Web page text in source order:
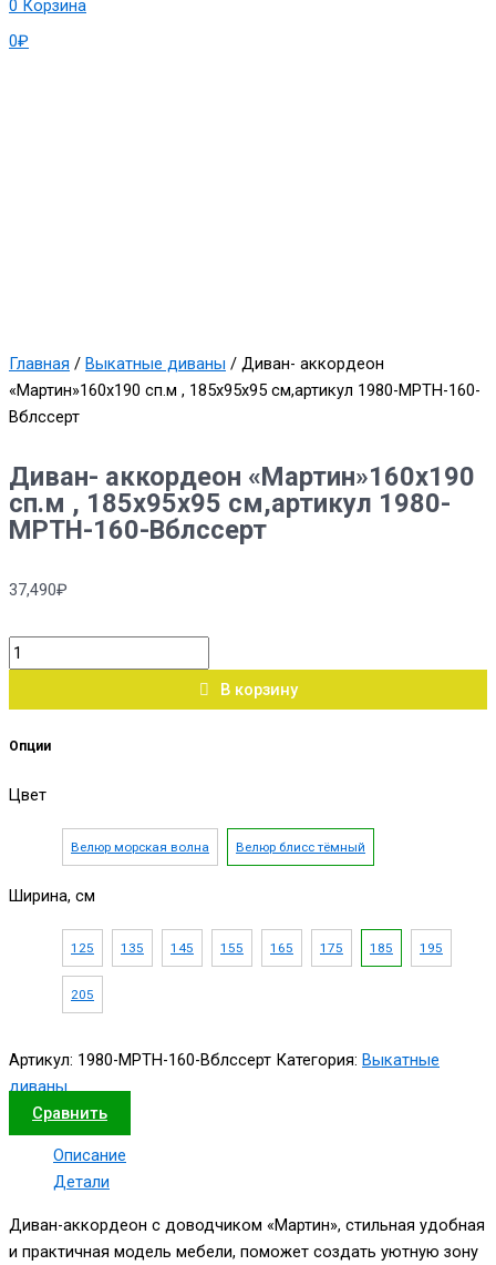
0₽
0 Корзина
Главная / Выкатные диваны / Диван- аккордеон
«Мартин»160х190 сп.м , 185х95х95 см,артикул 1980-МРТН-160-
Вблссерт
Диван- аккордеон «Мартин»160х190
сп.м , 185х95х95 см,артикул 1980-
МРТН-160-Вблссерт
37,490₽
В корзину
Опции
Цвет
Велюр морская волна Велюр блисс тёмный
Ширина, см
125 135 145 155 165 175 185 195
205
Артикул: 1980-МРТН-160-Вблссерт Категория: Выкатные
диваны
Сравнить
Описание
Детали
Диван-аккордеон с доводчиком «Мартин», стильная удобная
и практичная модель мебели, поможет создать уютную зону